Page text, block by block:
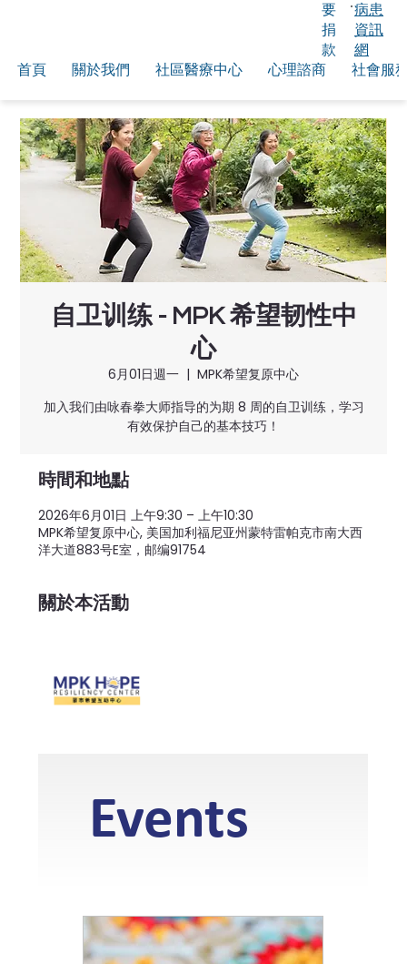
首頁 關於我們 社區醫療中心 心理諮商 社會服
要
捐
款
病患
資訊
網
自卫训练 - MPK 希望韧性中
心
6月01日週一
  |
MPK希望复原中心
加入我们由咏春拳大师指导的为期 8 周的自卫训练，学习
有效保护自己的基本技巧！
時間和地點
2026年6月01日 上午9:30 – 上午10:30
MPK希望复原中心, 美国加利福尼亚州蒙特雷帕克市南大西
洋大道883号E室，邮编91754
關於本活動